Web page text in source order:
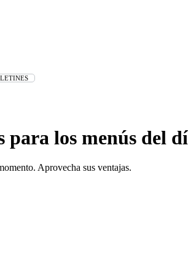
para los menús del
Aprovecha sus ventajas.